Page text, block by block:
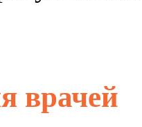
врачей